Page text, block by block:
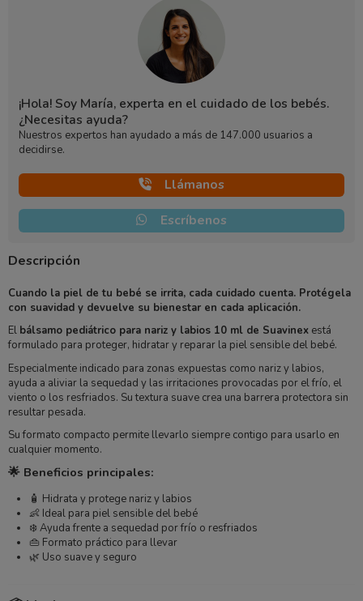
¡Hola! Soy María, experta en el cuidado de los bebés.
¿Necesitas ayuda?
Nuestros expertos han ayudado a más de 147.000 usuarios a
decidirse.
Llámanos
Escríbenos
Descripción
Cuando la piel de tu bebé se irrita, cada cuidado cuenta. Protégela
con suavidad y devuelve su bienestar en cada aplicación.
El bálsamo pediátrico para nariz y labios 10 ml de Suavinexestá
formulado para proteger, hidratar y reparar la piel sensible del bebé.
Especialmente indicado para zonas expuestas como nariz y labios,
ayuda a aliviar la sequedad y las irritaciones provocadas por el frío, el
viento o los resfriados. Su textura suave crea una barrera protectora sin
resultar pesada.
Su formato compacto permite llevarlo siempre contigo para usarlo en
cualquier momento.
🌟 Beneficios principales:
🧴 Hidrata y protege nariz y labios
👶 Ideal para piel sensible del bebé
❄️ Ayuda frente a sequedad por frío o resfriados
👜 Formato práctico para llevar
🌿 Uso suave y seguro